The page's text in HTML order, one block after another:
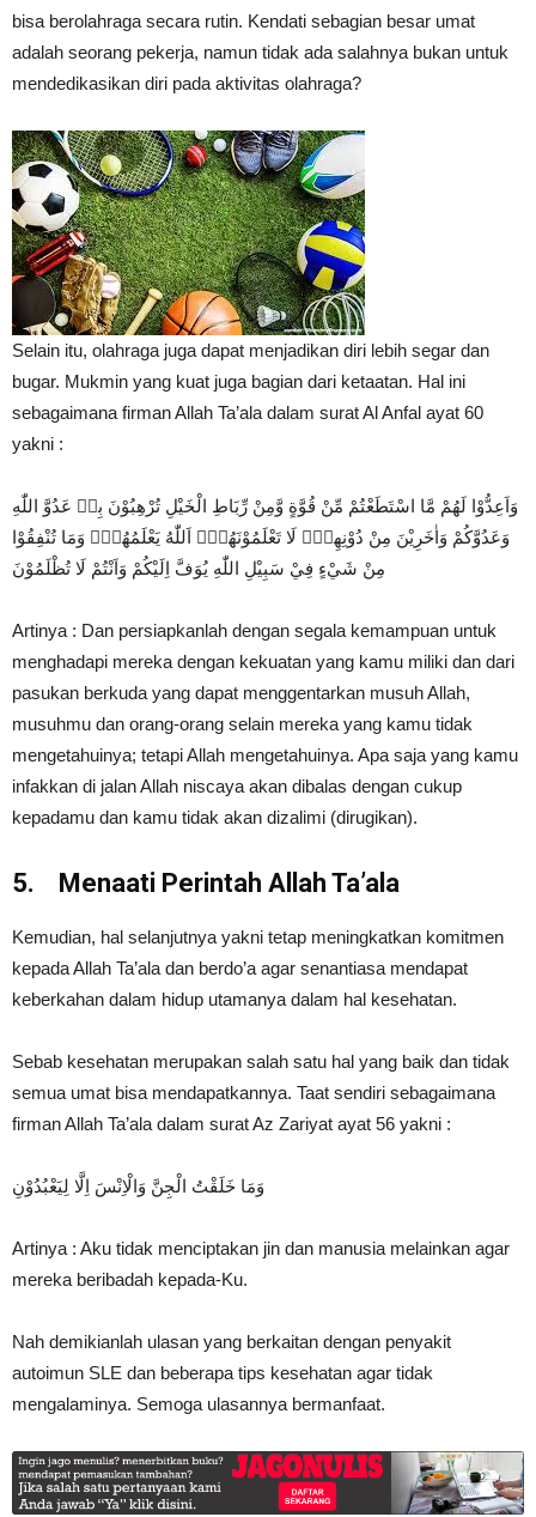
bisa berolahraga secara rutin. Kendati sebagian besar umat
adalah seorang pekerja, namun tidak ada salahnya bukan untuk
mendedikasikan diri pada aktivitas olahraga?
Selain itu, olahraga juga dapat menjadikan diri lebih segar dan
bugar. Mukmin yang kuat juga bagian dari ketaatan. Hal ini
sebagaimana firman Allah Ta’ala dalam surat Al Anfal ayat 60
yakni :
وَاَعِدُّوْا لَهُمْ مَّا اسْتَطَعْتُمْ مِّنْ قُوَّةٍ وَّمِنْ رِّبَاطِ الْخَيْلِ تُرْهِبُوْنَ بِهٖ عَدُوَّ اللّٰهِ
وَعَدُوَّكُمْ وَاٰخَرِيْنَ مِنْ دُوْنِهِمْۚ لَا تَعْلَمُوْنَهُمْۚ اَللّٰهُ يَعْلَمُهُمْۗ وَمَا تُنْفِقُوْا
مِنْ شَيْءٍ فِيْ سَبِيْلِ اللّٰهِ يُوَفَّ اِلَيْكُمْ وَاَنْتُمْ لَا تُظْلَمُوْنَ
Artinya : Dan persiapkanlah dengan segala kemampuan untuk
menghadapi mereka dengan kekuatan yang kamu miliki dan dari
pasukan berkuda yang dapat menggentarkan musuh Allah,
musuhmu dan orang-orang selain mereka yang kamu tidak
mengetahuinya; tetapi Allah mengetahuinya. Apa saja yang kamu
infakkan di jalan Allah niscaya akan dibalas dengan cukup
kepadamu dan kamu tidak akan dizalimi (dirugikan).
5. Menaati Perintah Allah Ta’ala
Kemudian, hal selanjutnya yakni tetap meningkatkan komitmen
kepada Allah Ta’ala dan berdo’a agar senantiasa mendapat
keberkahan dalam hidup utamanya dalam hal kesehatan.
Sebab kesehatan merupakan salah satu hal yang baik dan tidak
semua umat bisa mendapatkannya. Taat sendiri sebagaimana
firman Allah Ta’ala dalam surat Az Zariyat ayat 56 yakni :
وَمَا خَلَقْتُ الْجِنَّ وَالْاِنْسَ اِلَّا لِيَعْبُدُوْنِ
Artinya : Aku tidak menciptakan jin dan manusia melainkan agar
mereka beribadah kepada-Ku.
Nah demikianlah ulasan yang berkaitan dengan penyakit
autoimun SLE dan beberapa tips kesehatan agar tidak
mengalaminya. Semoga ulasannya bermanfaat.